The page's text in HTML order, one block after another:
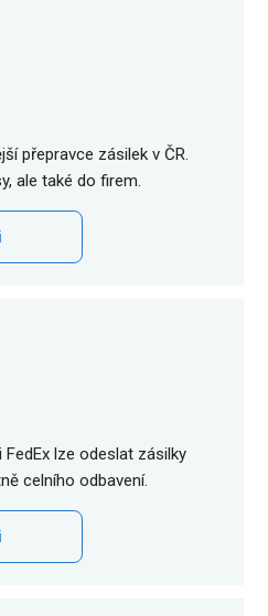
přepravce zásilek v ČR.
ale také do firem.
lze odeslat zásilky
celního odbavení.